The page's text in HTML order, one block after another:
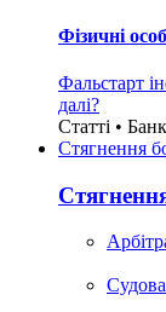
Фізичні
Фальстарт
далі?
Статті •
Стягнення